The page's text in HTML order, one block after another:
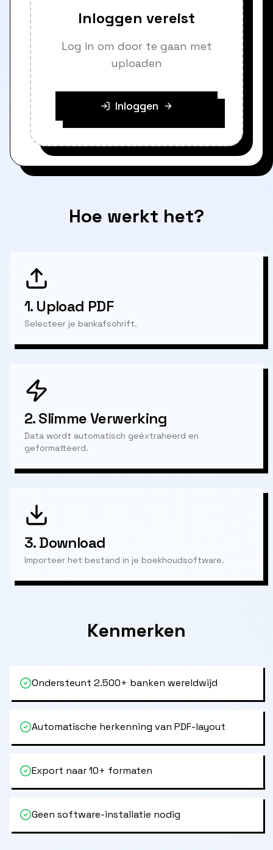
Inloggen vereist
Log in om door te gaan met
uploaden
Inloggen
Hoe werkt het?
1. Upload PDF
Selecteer je bankafschrift.
2.Slimme Verwerking
Data wordt automatisch geëxtraheerd en
geformatteerd.
3.Download
Importeer het bestand in je boekhoudsoftware.
Kenmerken
Ondersteunt 2.500+ banken wereldwijd
Automatische herkenning van PDF-layout
Export naar 10+ formaten
Geen software-installatie nodig